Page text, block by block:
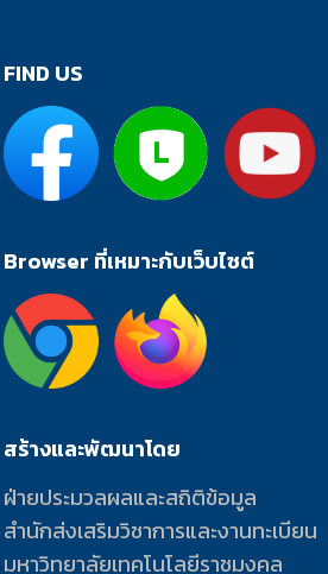
FIND US
Browser ที่เหมาะกับเว็บไซต์
สร้างและพัฒนาโดย
ฝ่ายประมวลผลและสถิติข้อมูล
สำนักส่งเสริมวิชาการและงานทะเบียน
มหาวิทยาลัยเทคโนโลยีราชมงคล